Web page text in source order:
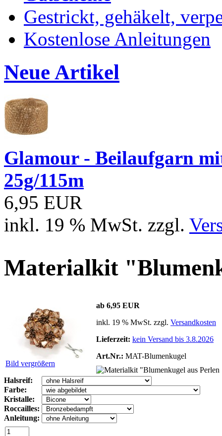
Gestrickt, gehäkelt,
Kostenlose Anleitungen
Neue Artikel
Glamour - Beilaufgarn
25g/115m
6,95 EUR
inkl. 19 % MwSt. zzgl.
Materialkit
Bild vergrößern
ab 6,95 EUR
inkl. 19 % MwSt. zzgl. Versandkosten
Lieferzeit: kein Versand bis 3.8.2026
Art.Nr.: MAT-Blumenkugel
Halsreif:
Farbe:
Kristalle:
Roccailles:
Anleitung: